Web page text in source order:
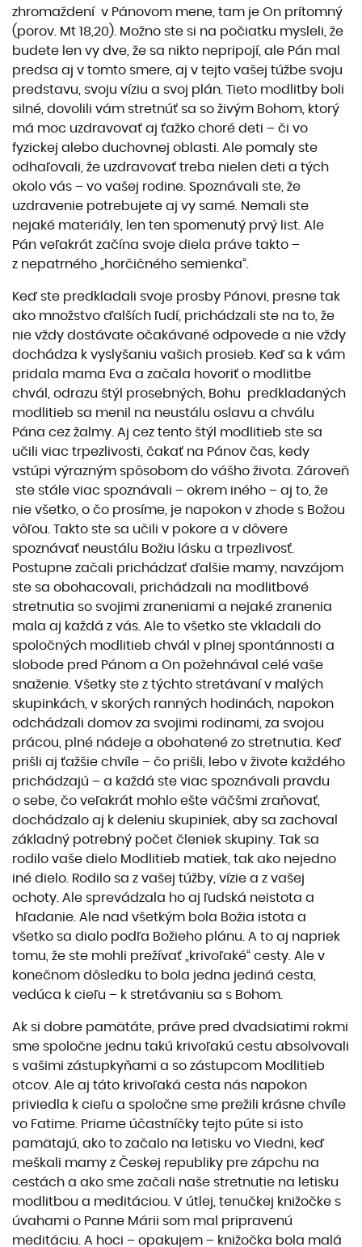
zhromaždení v Pánovom mene, tam je On prítomný
(porov. Mt 18,20). Možno ste si na počiatku mysleli, že
budete len vy dve, že sa nikto nepripojí, ale Pán mal
predsa aj v tomto smere, aj v tejto vašej túžbe svoju
predstavu, svoju víziu a svoj plán. Tieto modlitby boli
silné, dovolili vám stretnúť sa so živým Bohom, ktorý
má moc uzdravovať aj ťažko choré deti – či vo
fyzickej alebo duchovnej oblasti. Ale pomaly ste
odhaľovali, že uzdravovať treba nielen deti a tých
okolo vás – vo vašej rodine. Spoznávali ste, že
uzdravenie potrebujete aj vy samé. Nemali ste
nejaké materiály, len ten spomenutý prvý list. Ale
Pán veľakrát začína svoje diela práve takto –
z nepatrného „horčičného semienka“.
Keď ste predkladali svoje prosby Pánovi, presne tak
ako množstvo ďalších ľudí, prichádzali ste na to, že
nie vždy dostávate očakávané odpovede a nie vždy
dochádza k vyslyšaniu vašich prosieb. Keď sa k vám
pridala mama Eva a začala hovoriť o modlitbe
chvál, odrazu štýl prosebných, Bohu predkladaných
modlitieb sa menil na neustálu oslavu a chválu
Pána cez žalmy. Aj cez tento štýl modlitieb ste sa
učili viac trpezlivosti, čakať na Pánov čas, kedy
vstúpi výrazným spôsobom do vášho života. Zároveň
ste stále viac spoznávali – okrem iného – aj to, že
nie všetko, o čo prosíme, je napokon v zhode s Božou
vôľou. Takto ste sa učili v pokore a v dôvere
spoznávať neustálu Božiu lásku a trpezlivosť.
Postupne začali prichádzať ďalšie mamy, navzájom
ste sa obohacovali, prichádzali na modlitbové
stretnutia so svojimi zraneniami a nejaké zranenia
mala aj každá z vás. Ale to všetko ste vkladali do
spoločných modlitieb chvál v plnej spontánnosti a
slobode pred Pánom a On požehnával celé vaše
snaženie. Všetky ste z týchto stretávaní v malých
skupinkách, v skorých ranných hodinách, napokon
odchádzali domov za svojimi rodinami, za svojou
prácou, plné nádeje a obohatené zo stretnutia. Keď
prišli aj ťažšie chvíle – čo prišli, lebo v živote každého
prichádzajú – a každá ste viac spoznávali pravdu
o sebe, čo veľakrát mohlo ešte väčšmi zraňovať,
dochádzalo aj k deleniu skupiniek, aby sa zachoval
základný potrebný počet členiek skupiny. Tak sa
rodilo vaše dielo Modlitieb matiek, tak ako nejedno
iné dielo. Rodilo sa z vašej túžby, vízie a z vašej
ochoty. Ale sprevádzala ho aj ľudská neistota a
hľadanie. Ale nad všetkým bola Božia istota a
všetko sa dialo podľa Božieho plánu. A to aj napriek
tomu, že ste mohli prežívať „krivoľaké“ cesty. Ale v
konečnom dôsledku to bola jedna jediná cesta,
vedúca k cieľu – k stretávaniu sa s Bohom.
Ak si dobre pamätáte, práve pred dvadsiatimi rokmi
sme spoločne jednu takú krivoľakú cestu absolvovali
s vašimi zástupkyňami a so zástupcom Modlitieb
otcov. Ale aj táto krivoľaká cesta nás napokon
priviedla k cieľu a spoločne sme prežili krásne chvíle
vo Fatime. Priame účastníčky tejto púte si isto
pamätajú, ako to začalo na letisku vo Viedni, keď
meškali mamy z Českej republiky pre zápchu na
cestách a ako sme začali naše stretnutie na letisku
modlitbou a meditáciou. V útlej, tenučkej knižočke s
úvahami o Panne Márii som mal pripravenú
meditáciu. A hoci – opakujem – knižočka bola malá